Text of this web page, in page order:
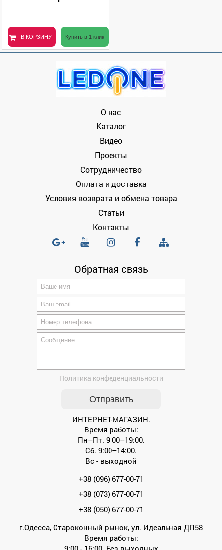
В КОРЗИНУ Купить в 1 клик
О нас
Каталог
Видео
Проекты
Сотрудничество
Оплата и доставка
Условия возврата и обмена товара
Статьи
Контакты
Обратная связь
Политика конфеденциальности
ИНТЕРНЕТ-МАГАЗИН.
Время работы:
Пн–Пт. 9:00–19:00.
Сб. 9:00–14:00.
Вс - выходной
+38 (096) 677-00-71
+38 (073) 677-00-71
+38 (050) 677-00-71
г.Одесса, Староконный рынок, ул. Идеальная ДП58
Время работы:
9:00 - 16:00. Без выходных